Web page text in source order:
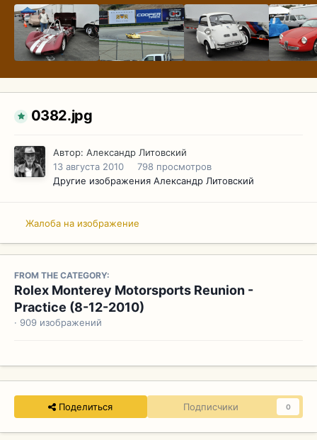
0382.jpg
Автор: Александр Литовский
13 августа 2010
798 просмотров
Другие изображения Александр Литовский
Жалоба на изображение
FROM THE CATEGORY:
Rolex Monterey Motorsports Reunion -
Practice (8-12-2010)
· 909 изображений
Поделиться Подписчики 0